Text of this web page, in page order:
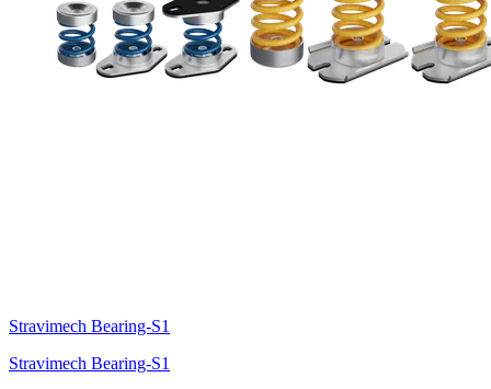
Stravimech Bearing-S1
Stravimech Bearing-S1